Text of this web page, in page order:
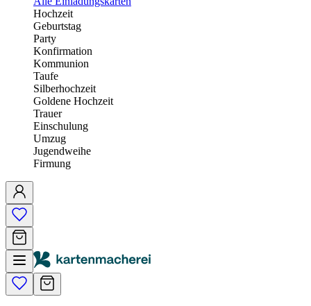
Hochzeit
Geburtstag
Party
Konfirmation
Kommunion
Taufe
Silberhochzeit
Goldene Hochzeit
Trauer
Einschulung
Umzug
Jugendweihe
Firmung